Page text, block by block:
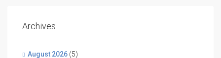
Archives
August 2026 (5)